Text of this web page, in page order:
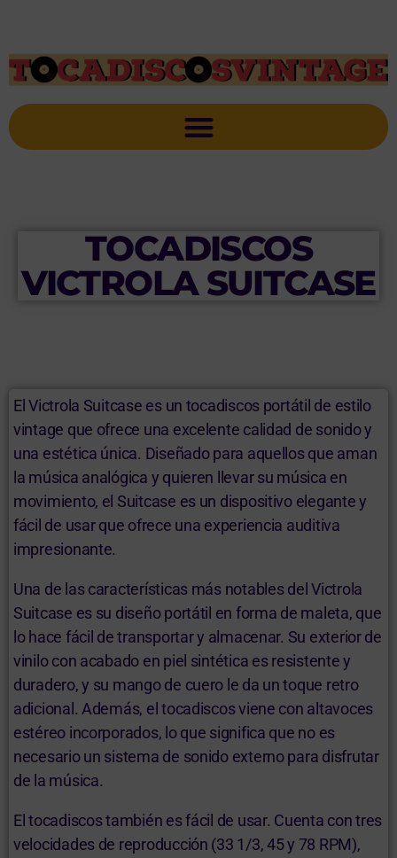
TOCADISCOS
VICTROLA SUITCASE
El Victrola Suitcase es un tocadiscos portátil de estilo
vintage que ofrece una excelente calidad de sonido y
una estética única. Diseñado para aquellos que aman
la música analógica y quieren llevar su música en
movimiento, el Suitcase es un dispositivo elegante y
fácil de usar que ofrece una experiencia auditiva
impresionante.
Una de las características más notables del Victrola
Suitcase es su diseño portátil en forma de maleta, que
lo hace fácil de transportar y almacenar. Su exterior de
vinilo con acabado en piel sintética es resistente y
duradero, y su mango de cuero le da un toque retro
adicional. Además, el tocadiscos viene con altavoces
estéreo incorporados, lo que significa que no es
necesario un sistema de sonido externo para disfrutar
de la música.
El tocadiscos también es fácil de usar. Cuenta con tres
velocidades de reproducción (33 1/3, 45 y 78 RPM),